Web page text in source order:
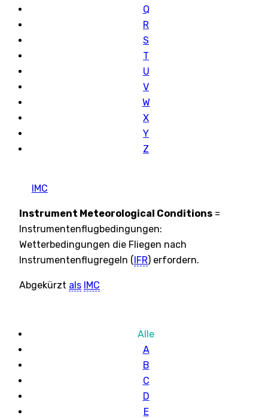
Q
R
S
T
U
V
W
X
Y
Z
IMC
Instrument Meteorological Conditions =
Instrumentenflugbedingungen:
Wetterbedingungen die Fliegen nach
Instrumentenflugregeln (IFR) erfordern.
Abgekürzt als IMC
Alle
A
B
C
D
E